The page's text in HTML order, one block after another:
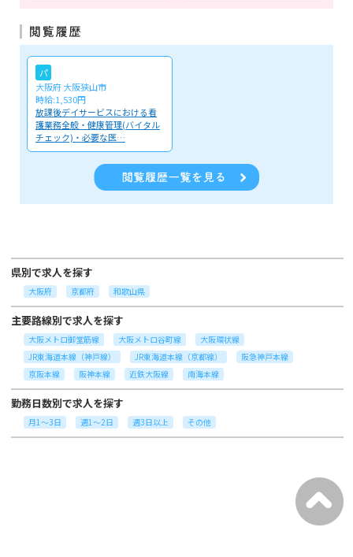
パ
大阪府 大阪狭山市
時給:1,530円
放課後デイサービスにおける看
護業務全般・健康管理(バイタル
チェック)・必要な医…
県別で求人を探す
大阪府 京都府 和歌山県
主要路線別で求人を探す
大阪メトロ御堂筋線 大阪メトロ谷町線
大阪環状線
JR東海道本線（神戸線）
JR東海道本線（京都線）
阪急神戸本線
京阪本線
阪神本線 近鉄大阪線 南海本線
勤務日数別で求人を探す
月1～3日 週1～2日 週3日以上 その他